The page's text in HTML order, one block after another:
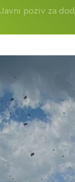
Javni poziv za